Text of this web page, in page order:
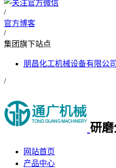
/
官方博客
/
集团旗下站点
朋昌化工机械设备有限公司
/
研
网站首页
产品中心